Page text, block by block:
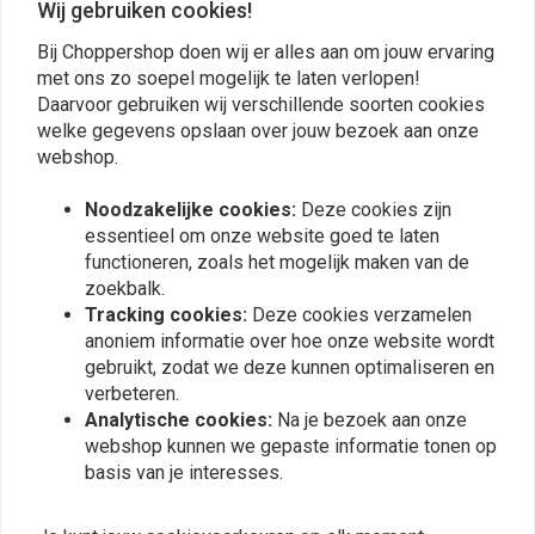
Plaats ook een review
Vergelijkbare producten
Chokekabel HD 93-94 FXR
Gaskabel Stealth 96-19
Wij gebruiken cookies!
Bij Choppershop doen wij er alles aan om jouw ervaring
met ons zo soepel mogelijk te laten verlopen!
Daarvoor gebruiken wij verschillende soorten cookies
welke gegevens opslaan over jouw bezoek aan onze
webshop.
Noodzakelijke cookies: Deze cookies zijn
essentieel om onze website goed te laten
functioneren, zoals het mogelijk maken van de
zoekbalk.
Tracking cookies: Deze cookies verzamelen
anoniem informatie over hoe onze website wordt
gebruikt, zodat we deze kunnen optimaliseren en
verbeteren.
Analytische cookies: Na je bezoek aan onze
webshop kunnen we gepaste informatie tonen op
basis van je interesses.